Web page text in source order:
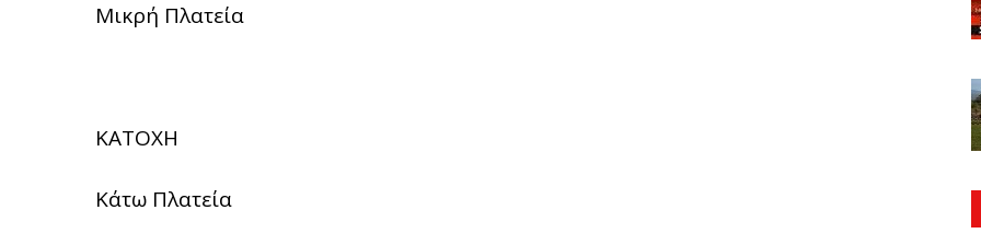
Μικρή Πλατεία
ΚΑΤΟΧΗ
Κάτω Πλατεία